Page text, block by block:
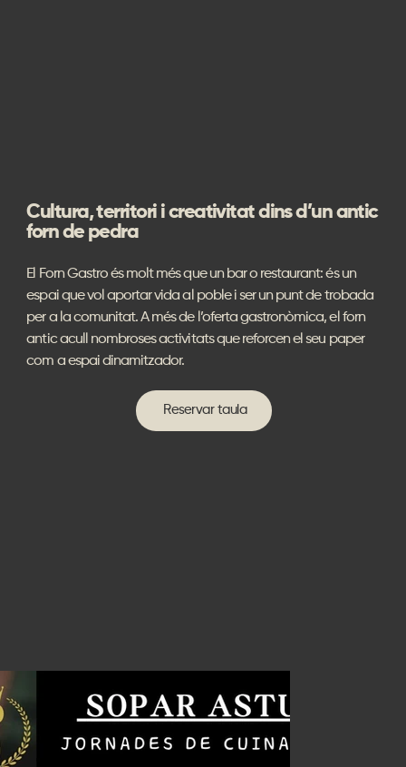
Cultura, territori i creativitat dins d’un antic
forn de pedra
El Forn Gastro és molt més que un bar o restaurant: és un
espai que vol aportar vida al poble i ser un punt de trobada
per a la comunitat. A més de l’oferta gastronòmica, el forn
antic acull nombroses activitats que reforcen el seu paper
com a espai dinamitzador.
Reservar taula